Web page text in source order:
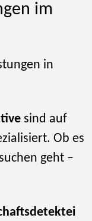
im
in
sind auf
Ob es
geht –